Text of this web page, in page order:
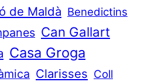
de Maldà Benedictins
Can Gallart
Casa Groga
Clarisses Coll